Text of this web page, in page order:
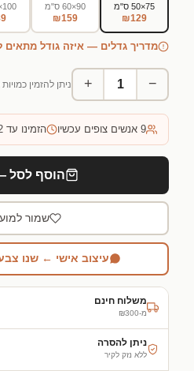
75×50 ס"מ
₪129
90×60 ס"מ
₪159
100×65 ס"מ
מדריך גדלים — איזה גודל מתאים
−
+ ניתן להזמין
9 אנשים צופים עכשיו הזמינו עד 02:12 — משלוח
הוסף לסל —
שמור
עיצוב אישי ← שנו
משלוח חינם
מ-₪300
ניתן להסרה
ללא נזק לקיר